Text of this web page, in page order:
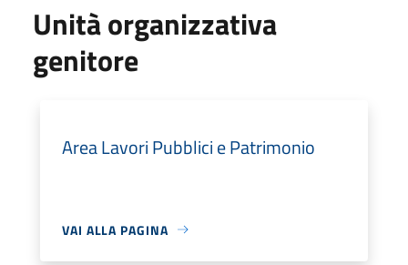
Unità organizzativa
genitore
Area Lavori Pubblici e Patrimonio
VAI ALLA PAGINA